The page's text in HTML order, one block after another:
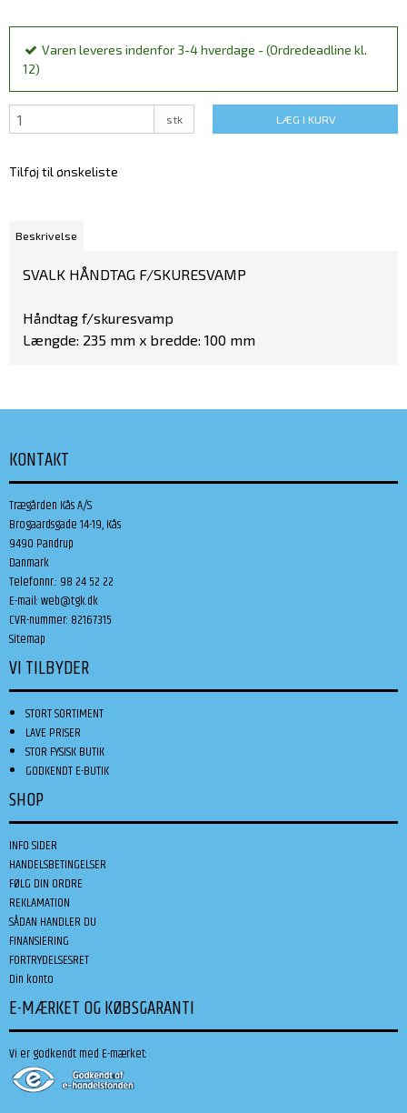
Varen leveres indenfor 3-4 hverdage - (Ordredeadline kl.
12)
stk LÆG I KURV
Tilføj til ønskeliste
Beskrivelse
SVALK HÅNDTAG F/SKURESVAMP
Håndtag f/skuresvamp
Længde: 235 mm x bredde: 100 mm
KONTAKT
Trægården Kås A/S
Brogaardsgade 14-19, Kås
9490 Pandrup
Danmark
Telefonnr.: 98 24 52 22
E-mail:web@tgk.dk
CVR-nummer: 82167315
Sitemap
VI TILBYDER
STORT SORTIMENT
LAVE PRISER
STOR FYSISK BUTIK
GODKENDT E-BUTIK
SHOP
INFO SIDER
HANDELSBETINGELSER
FØLG DIN ORDRE
REKLAMATION
SÅDAN HANDLER DU
FINANSIERING
FORTRYDELSESRET
Din konto
E-MÆRKET OG KØBSGARANTI
Vi er godkendt med E-mærket: